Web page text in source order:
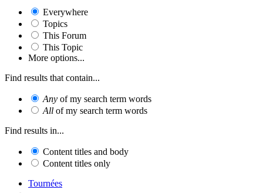
Everywhere
Topics
This Forum
This Topic
More options...
Find results that contain...
Any of my search term words
All of my search term words
Find results in...
Content titles and body
Content titles only
Tournées